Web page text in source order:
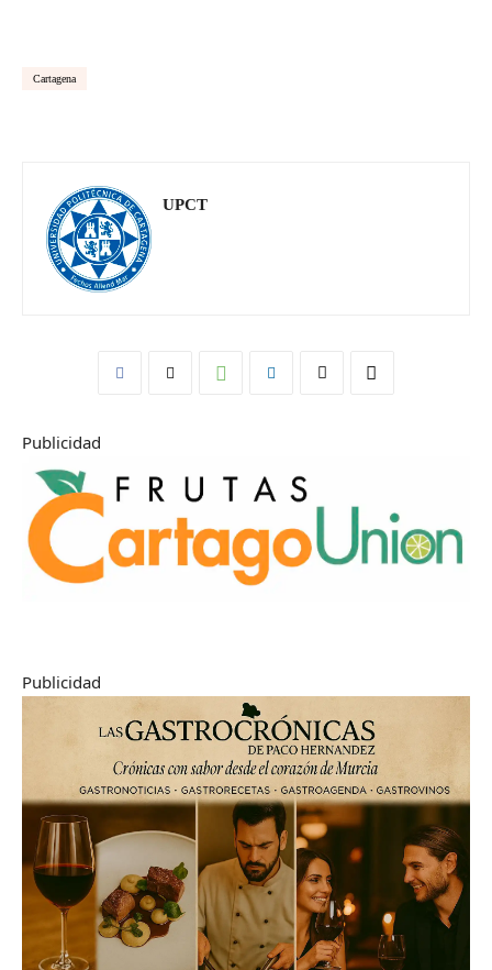
Cartagena
UPCT
Publicidad
Publicidad